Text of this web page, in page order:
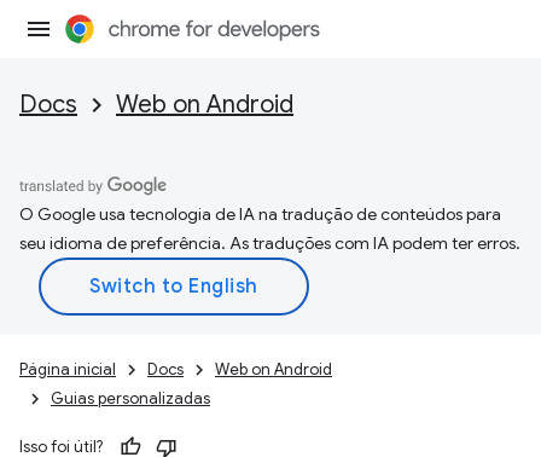
Docs Web on Android
O Google usa tecnologia de IA na tradução de conteúdos para
seu idioma de preferência. As traduções com IA podem ter erros.
Página inicial Docs
Web on Android
Guias personalizadas
Isso foi útil?